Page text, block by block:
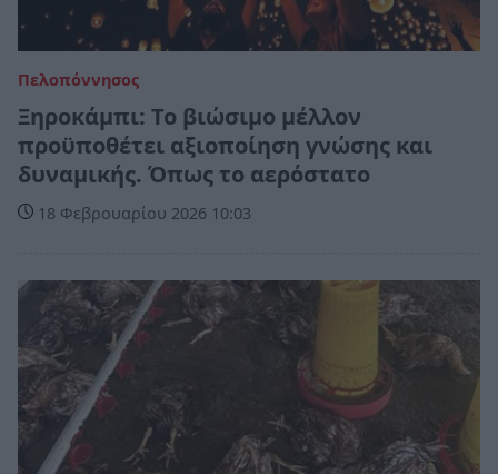
Πελοπόννησος
Ξηροκάμπι: Το βιώσιμο μέλλον
προϋποθέτει αξιοποίηση γνώσης και
δυναμικής. Όπως το αερόστατο
18 Φεβρουαρίου 2026 10:03